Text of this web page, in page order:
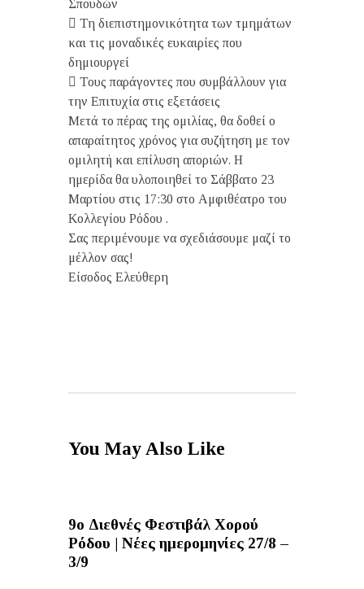
Σπουδών
 Τη διεπιστημονικότητα των τμημάτων
και τις μοναδικές ευκαιρίες που
δημιουργεί
 Τους παράγοντες που συμβάλλουν για
την Επιτυχία στις εξετάσεις
Μετά το πέρας της ομιλίας, θα δοθεί ο
απαραίτητος χρόνος για συζήτηση με τον
ομιλητή και επίλυση αποριών. Η
ημερίδα θα υλοποιηθεί το Σάββατο 23
Μαρτίου στις 17:30 στο Αμφιθέατρο του
Κολλεγίου Ρόδου .
Σας περιμένουμε να σχεδιάσουμε μαζί το
μέλλον σας!
Είσοδος Ελεύθερη
You May Also Like
9ο Διεθνές Φεστιβάλ Χορού
Ρόδου | Νέες ημερομηνίες 27/8 –
3/9